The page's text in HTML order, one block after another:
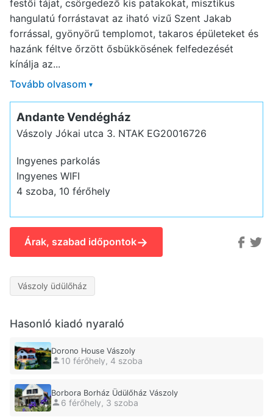
festői tájat, csörgedező kis patakokat, misztikus
hangulatú forrástavat az iható vizű Szent Jakab
forrással, gyönyörű templomot, takaros épületeket és
hazánk féltve őrzött ősbükkösének felfedezését
kínálja az...
Tovább olvasom ▾
Andante Vendégház
Vászoly Jókai utca 3. NTAK EG20016726
Ingyenes parkolás
Ingyenes WIFI
4 szoba, 10 férőhely
Árak, szabad időpontok→
Vászoly üdülőház
Hasonló kiadó nyaraló
Dorono House Vászoly
10 férőhely, 4 szoba
Borbora Borház Üdülőház Vászoly
6 férőhely, 3 szoba